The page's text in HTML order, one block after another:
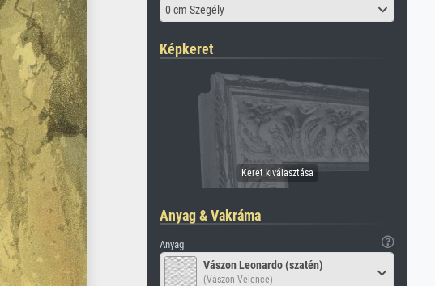
0 cm Szegély
Képkeret
Anyag & Vakráma
Anyag
Vászon Leonardo (szatén)
(Vászon Velence)